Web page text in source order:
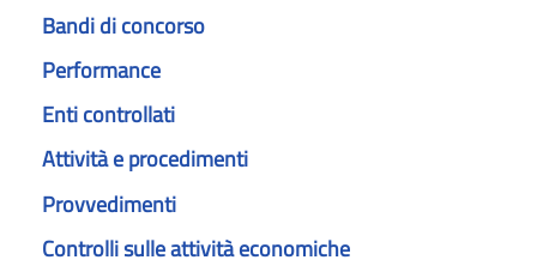
Bandi di concorso
Performance
Enti controllati
Attività e procedimenti
Provvedimenti
Controlli sulle attività economiche